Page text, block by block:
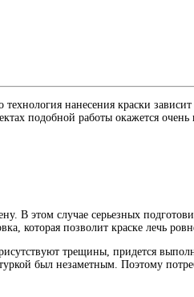
нанесения краски
подобной работы окажется очень
В этом случае серьезных
которая позволит краске лечь
трещины, придется
был незаметным. Поэтому